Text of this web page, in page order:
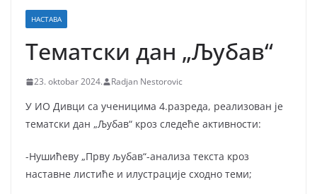
НАСТАВА
Тематски дан „Љубав“
23. oktobar 2024. Radjan Nestorovic
У ИО Дивци са ученицима 4.разреда, реализован је
тематски дан „Љубав“ кроз следеће активности:
-Нушићеву „Прву љубав“-анализа текста кроз
наставне листиће и илустрације сходно теми;